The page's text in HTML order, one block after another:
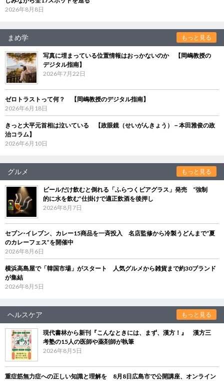
2026年8月8日
まめ学 もっと見る
写真に埋まっている位置情報はおっかないのか 【岡嶋教授の
デジタル指南】
2026年7月22日
ゼロトラストって何？ 【岡嶋教授のデジタル指南】
2026年6月18日
きっと大平元首相は泣いている 【政眼鏡（せいがんきょう）－本田雅俊の政
治コラム】
2026年6月10日
グルメ もっと見る
ビールだけ飲むと倒れる「ふらつくビアグラス」発売 “強制
的に水を飲む”仕掛けで適正飲酒を後押し
2026年8月7日
セブン‐イレブン、カレー15商品を一斉投入 名店監修から冷製うどんまで“夏
のカレーフェス”を開催中
2026年8月6日
横浜高島屋で「韓国市場」がスタート 人気グルメから雑貨まで約30ブランド
が集結
2026年8月5日
ヘルスケア もっと見る
現代書林から新刊『こんなときには、まず、漢方！』 漢方三
考塾の15人の医師や薬剤師が執筆
2026年8月5日
重症筋無力症への正しい知識と理解を 8月8日広島市で公開講座、オンライン